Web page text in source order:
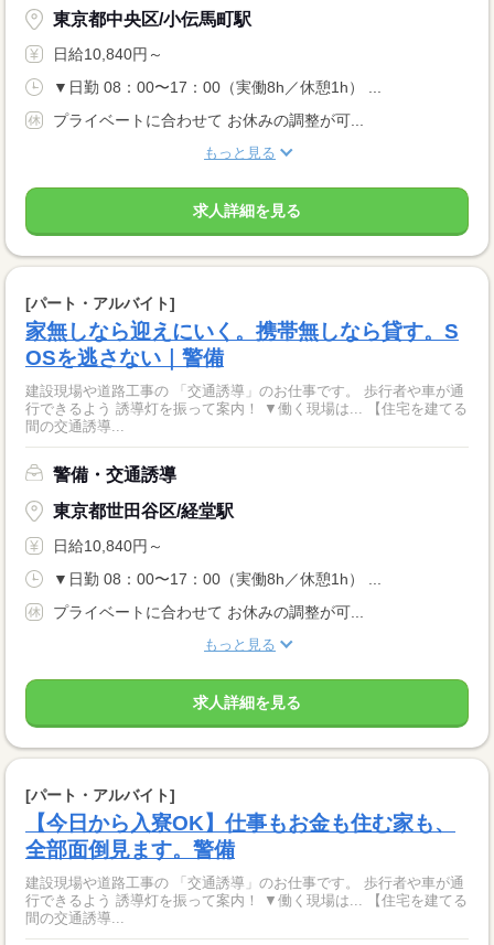
東京都中央区/小伝馬町駅
日給10,840円～
▼日勤 08：00〜17：00（実働8h／休憩1h） ...
プライベートに合わせて お休みの調整が可...
もっと見る
求人詳細を見る
[パート・アルバイト]
家無しなら迎えにいく。携帯無しなら貸す。S
OSを逃さない｜警備
建設現場や道路工事の 「交通誘導」のお仕事です。 歩行者や車が通
行できるよう 誘導灯を振って案内！ ▼働く現場は... 【住宅を建てる
間の交通誘導...
警備・交通誘導
東京都世田谷区/経堂駅
日給10,840円～
▼日勤 08：00〜17：00（実働8h／休憩1h） ...
プライベートに合わせて お休みの調整が可...
もっと見る
求人詳細を見る
[パート・アルバイト]
【今日から入寮OK】仕事もお金も住む家も、
全部面倒見ます。警備
建設現場や道路工事の 「交通誘導」のお仕事です。 歩行者や車が通
行できるよう 誘導灯を振って案内！ ▼働く現場は... 【住宅を建てる
間の交通誘導...